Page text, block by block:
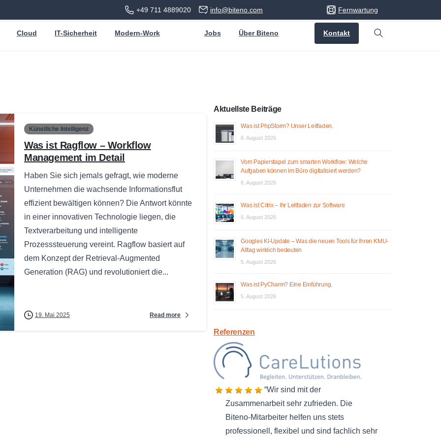
+49 711 4889020 info@biteno.com Fernwartung
Cloud IT-Sicherheit Modern-Work Jobs Über Biteno Kontakt
Search
Künstliche Intelligenz
Was ist Ragflow – Workflow
Management im Detail
Haben Sie sich jemals gefragt, wie moderne
Unternehmen die wachsende Informationsflut
effizient bewältigen können? Die Antwort könnte
in einer innovativen Technologie liegen, die
Textverarbeitung und intelligente
Prozesssteuerung vereint. Ragflow basiert auf
dem Konzept der Retrieval-Augmented
Generation (RAG) und revolutioniert die...
19. Mai 2025 Read more
Aktuellste Beiträge
Was ist PhpStorm? Unser Leitfaden.
6. August 2026
Vom Papierstapel zum smarten Workflow: Welche
Aufgaben können im Büro digitalisiert werden?
6. August 2026
Was ist Citrix – Ihr Leitfaden zur Software
6. August 2026
Googles KI-Update – Was die neuen Tools für Ihren KMU-
Alltag wirklich bedeuten
5. August 2026
Was ist PyCharm? Eine Einführung.
5. August 2026
Referenzen
Wir sind mit der
Zusammenarbeit sehr zufrieden. Die
Biteno-Mitarbeiter helfen uns stets
professionell, flexibel und sind fachlich sehr